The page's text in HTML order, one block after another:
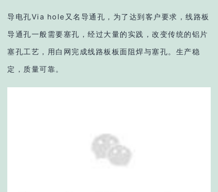
导电孔Via hole又名导通孔，为了达到客户要求，线路板
导通孔一般需要塞孔，经过大量的实践，改变传统的铝片
塞孔工艺，用白网完成线路板板面阻焊与塞孔。生产稳
定，质量可靠。